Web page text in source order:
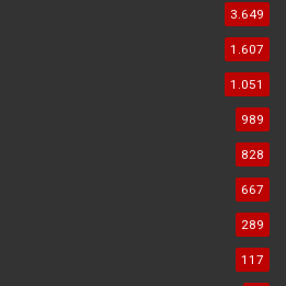
3.649
1.607
1.051
989
828
667
289
117